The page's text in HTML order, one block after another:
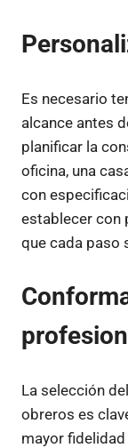
Es necesario
alcance antes
planificar la
oficina, una
con
establecer con
que cada paso
La selección
obreros es
mayor